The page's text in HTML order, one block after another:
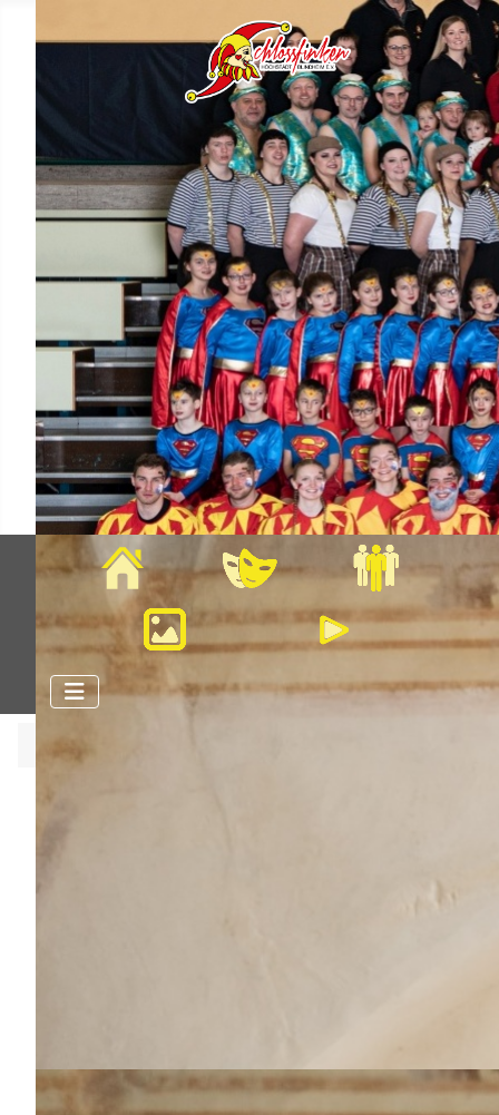
Veranstaltungen
Bilder Videos
Aktuelle Seite: